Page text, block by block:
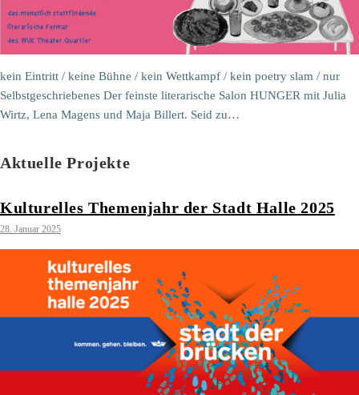
kein Eintritt / keine Bühne / kein Wettkampf / kein poetry slam / nur
Selbstgeschriebenes Der feinste literarische Salon HUNGER mit Julia
Wirtz, Lena Magens und Maja Billert. Seid zu…
Aktuelle Projekte
Kulturelles Themenjahr der Stadt Halle 2025
28. Januar 2025